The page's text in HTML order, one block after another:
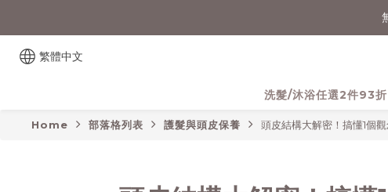
繁體中文
洗髮/沐浴任選2件93折
Home 部落格列表 護髮與頭皮保養 頭皮結構大解密！搞懂1個